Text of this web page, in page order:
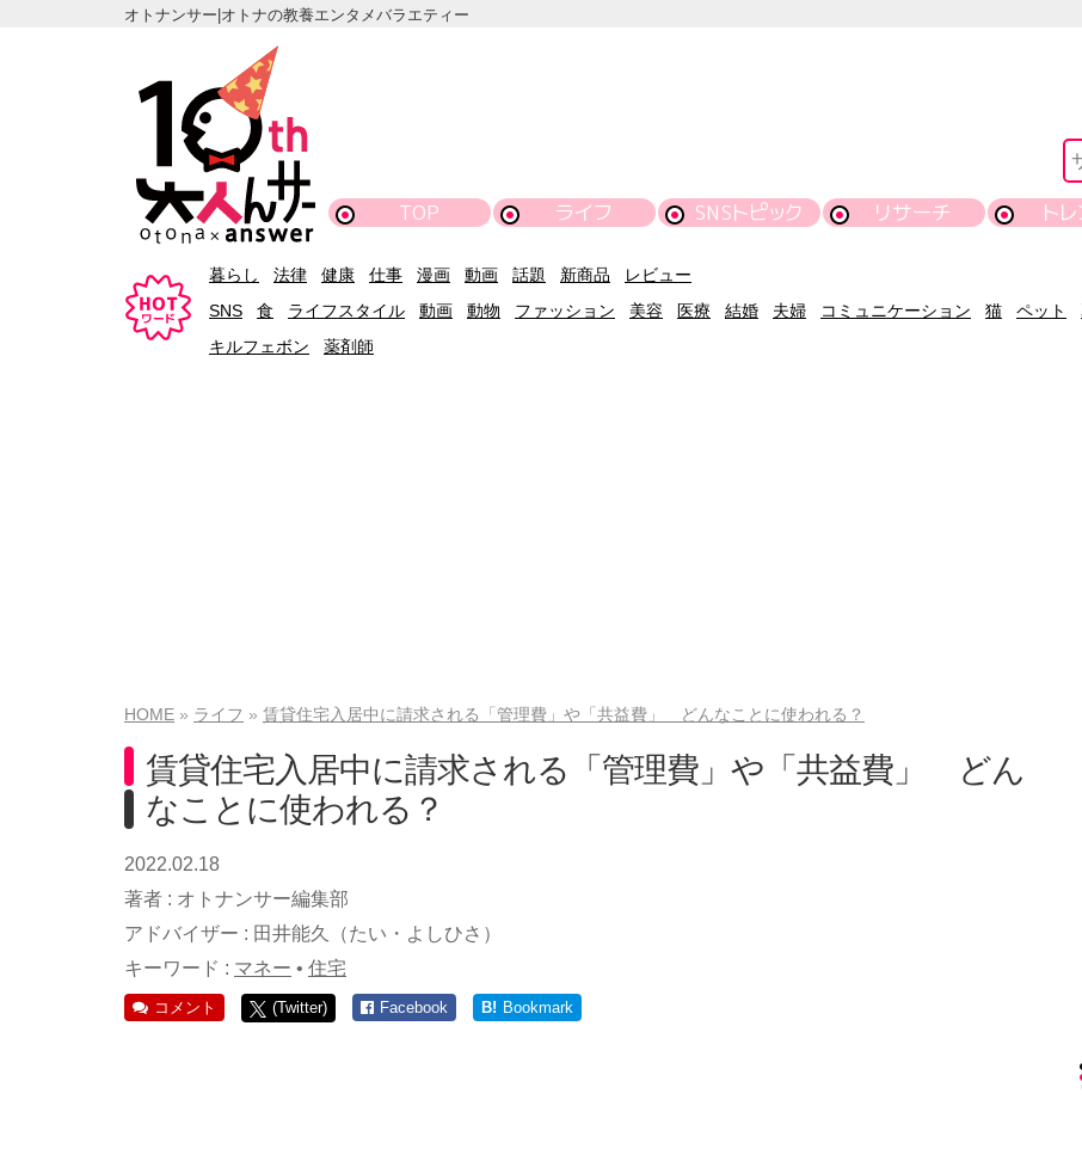
オトナンサー|オトナの教養エンタメバラエティー
TOP ライフ SNSトピック リサーチ ト
暮らし 法律 健康 仕事 漫画 動画 話題 新商品
レビュー
SNS
食 ライフスタイル 動画 動物 ファッション 美容 医療 結婚 夫婦 コミュニケーション 猫 ペット
キルフェボン
薬剤師
HOME ライフ 賃貸住宅入居中に請求される「管理費」や「共益費」 どんなことに使われる？
賃貸住宅入居中に請求される「管理費」や「共益費」 どん
なことに使われる？
2022.02.18
著者 : オトナンサー編集部
アドバイザー : 田井能久（たい・よしひさ）
キーワード : マネー • 住宅
コメント (Twitter) Facebook B! Bookmark